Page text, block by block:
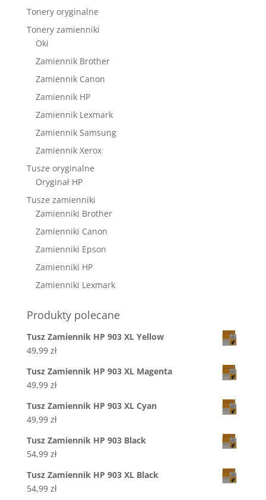
Tonery oryginalne
Tonery zamienniki
Oki
Zamiennik Brother
Zamiennik Canon
Zamiennik HP
Zamiennik Lexmark
Zamiennik Samsung
Zamiennik Xerox
Tusze oryginalne
Oryginał HP
Tusze zamienniki
Zamienniki Brother
Zamienniki Canon
Zamienniki Epson
Zamienniki HP
Zamienniki Lexmark
Produkty polecane
Tusz Zamiennik HP 903 XL Yellow
49,99 zł
Tusz Zamiennik HP 903 XL Magenta
49,99 zł
Tusz Zamiennik HP 903 XL Cyan
49,99 zł
Tusz Zamiennik HP 903 Black
54,99 zł
Tusz Zamiennik HP 903 XL Black
54,99 zł